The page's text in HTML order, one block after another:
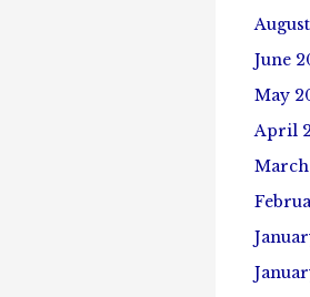
June
May
April